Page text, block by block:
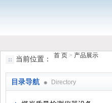
鹤壁市小猪视频罗志祥仪器仪
当前位置： 首 页 > 产品展示
目录导航 Directory